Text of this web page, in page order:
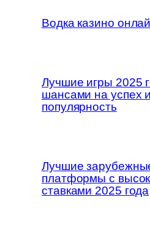
Водка казино
Лучшие игры 2025
шансами на успех и
популярность
Лучшие
платформы с
ставками 2025 года